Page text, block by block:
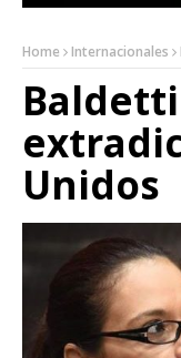
Home Internacionales
Unidos